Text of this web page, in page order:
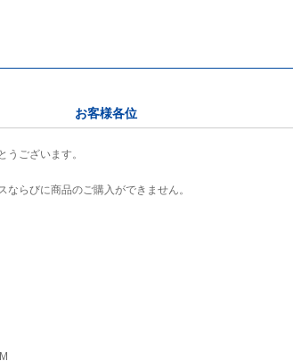
お客様各位
ございます。
らびに商品のご購入ができません。